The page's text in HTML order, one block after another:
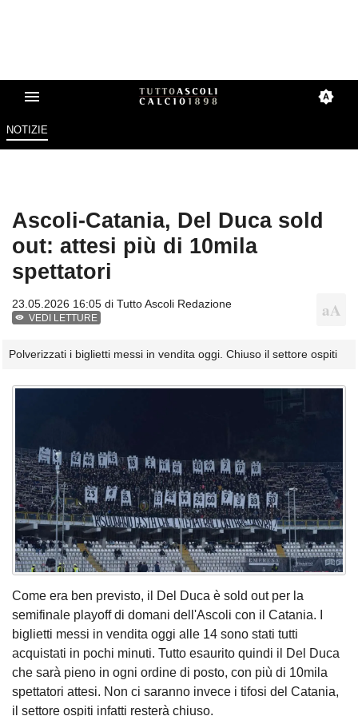
NOTIZIE
Ascoli-Catania, Del Duca sold
out: attesi più di 10mila
spettatori
23.05.2026 16:05 di Tutto Ascoli Redazione
VEDI LETTURE
Polverizzati i biglietti messi in vendita oggi. Chiuso il settore ospiti
Come era ben previsto, il Del Duca è sold out per la
semifinale playoff di domani dell'Ascoli con il Catania. I
biglietti messi in vendita oggi alle 14 sono stati tutti
acquistati in pochi minuti. Tutto esaurito quindi il Del Duca
che sarà pieno in ogni ordine di posto, con più di 10mila
spettatori attesi. Non ci saranno invece i tifosi del Catania,
il settore ospiti infatti resterà chiuso.